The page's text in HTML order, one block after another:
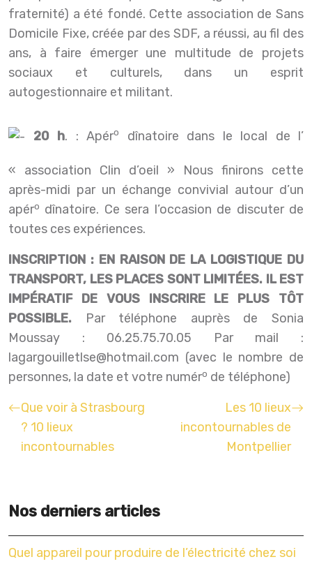
fraternité) a été fondé. Cette association de Sans
Domicile Fixe, créée par des SDF, a réussi, au fil des
ans, à faire émerger une multitude de projets
sociaux et culturels, dans un esprit
autogestionnaire et militant.
20 h. : Apéro dînatoire dans le local de l’
« association Clin d’oeil » Nous finirons cette
après-midi par un échange convivial autour d’un
apéro dînatoire. Ce sera l’occasion de discuter de
toutes ces expériences.
INSCRIPTION : EN RAISON DE LA LOGISTIQUE DU
TRANSPORT, LES PLACES SONT LIMITÉES. IL EST
IMPÉRATIF DE VOUS INSCRIRE LE PLUS TÔT
POSSIBLE. Par téléphone auprès de Sonia
Moussay : 06.25.75.70.05 Par mail :
lagargouilletlse@hotmail.com (avec le nombre de
personnes, la date et votre numéro de téléphone)
Que voir à Strasbourg
? 10 lieux
incontournables
Les 10 lieux
incontournables de
Montpellier
Nos derniers articles
Quel appareil pour produire de l’électricité chez soi